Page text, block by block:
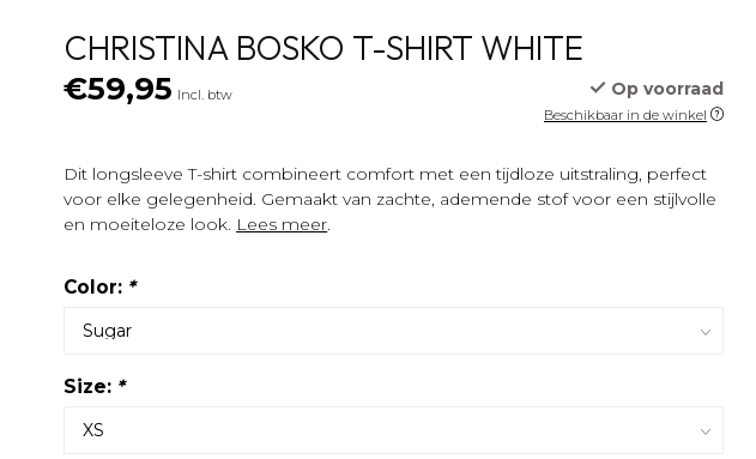
CHRISTINA BOSKO T-SHIRT WHITE
€59,95 Incl. btw Op voorraad
Beschikbaar in de winkel
Dit longsleeve T-shirt combineert comfort met een tijdloze uitstraling, perfect
voor elke gelegenheid. Gemaakt van zachte, ademende stof voor een stijlvolle
en moeiteloze look. Lees meer.
Color: *
Size: *